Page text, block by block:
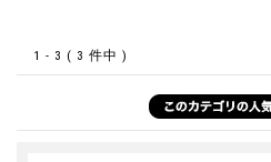
1 - 3 ( 3 件中 )